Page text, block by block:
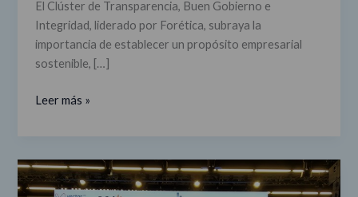
El Clúster de Transparencia, Buen Gobierno e
Integridad, liderado por Forética, subraya la
importancia de establecer un propósito empresarial
sostenible, […]
Leer más »
Empresas
del